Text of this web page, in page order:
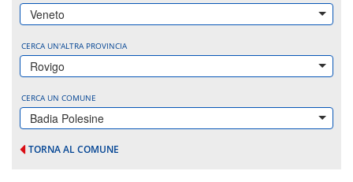
Veneto
CERCA UN'ALTRA PROVINCIA
Rovigo
CERCA UN COMUNE
Badia Polesine
TORNA AL COMUNE